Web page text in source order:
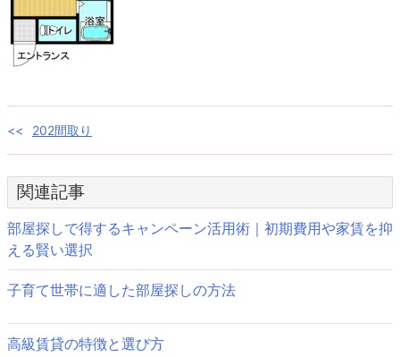
投
ナ
ビ
ゲ
ー
シ
202間取り
関連記事
部屋探しで得するキャンペーン活用術｜初期費用や家賃を抑
える賢い選択
子育て世帯に適した部屋探しの方法
高級賃貸の特徴と選び方